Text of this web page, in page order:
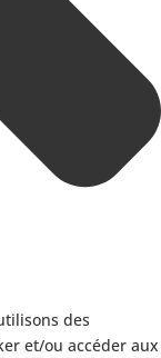
des
et/ou accéder aux